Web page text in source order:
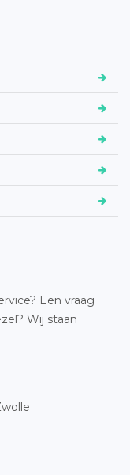
Een vraag
Wij staan